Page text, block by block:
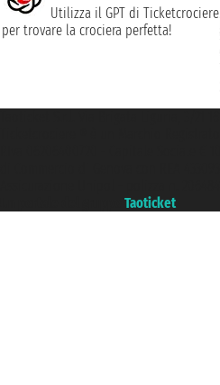
Utilizza il GPT di Ticketcrociere
per trovare la crociera perfetta!
Taoticket